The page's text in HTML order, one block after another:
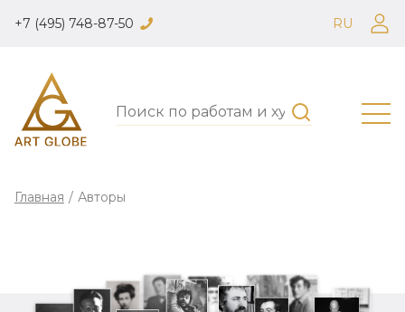
+7 (495) 748-87-50 RU
Главная / Авторы